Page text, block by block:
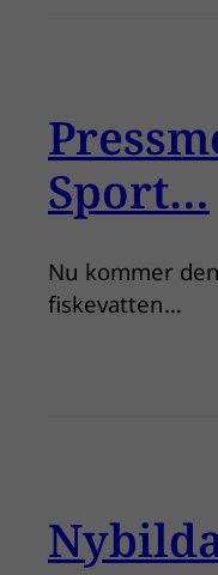
Sport…
Nu kommer
fiskevatten…